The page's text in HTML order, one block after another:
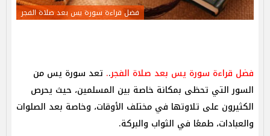
فضل قراءة سورة يس بعد صلاة الفجر
فضل قراءة سورة يس بعد صلاة الفجر.
. تعد سورة يس من
السور التي تحظى بمكانة خاصة بين المسلمين، حيث يحرص
الكثيرون على تلاوتها في مختلف الأوقات، وخاصة بعد الصلوات
والعبادات، طمعًا في الثواب والبركة.